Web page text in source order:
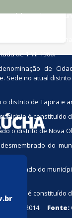
pela Lei
de 1-VII-1960.
de
Sede no atual
o distrito de Tapira
é constituído
o distrito de
desmembrado do
do
é constituído
de 2014.
Fonte: